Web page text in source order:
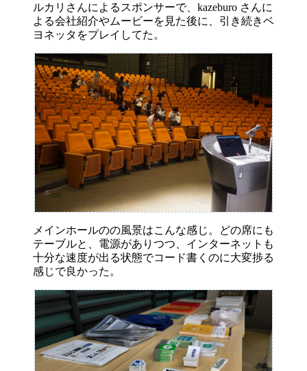
ルカリさんによるスポンサーで、kazeburo さんに
よる会社紹介やムービーを見た後に、引き続きベ
ヨネッタをプレイしてた。
メインホールのの風景はこんな感じ。どの席にも
テーブルと、電源がありつつ、インターネットも
十分な速度が出る状態でコード書くのに大変捗る
感じで良かった。